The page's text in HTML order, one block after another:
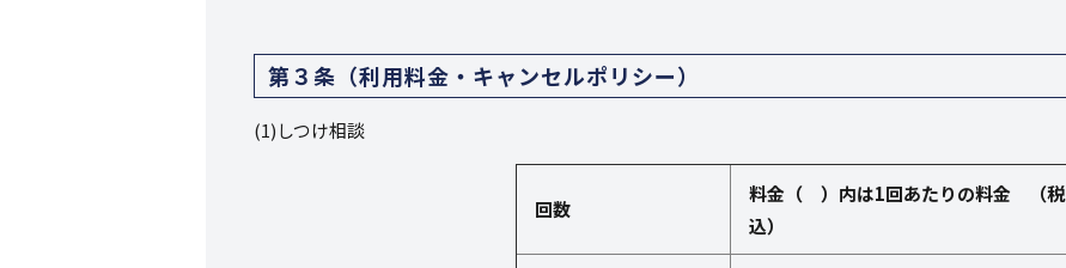
第３条（利用料金・キャンセルポリシー）
(1)しつけ相談
回数
料金（ ）内は1回あたりの料金 （税
込）